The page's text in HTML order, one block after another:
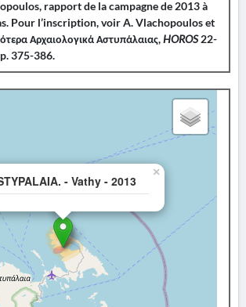
rapport de la campagne de 2013 à
Pour l’inscription, voir A. Vlachopoulos et
Αρχαιολογικά Αστυπάλαιας,HOROS22-
375-386.
- Vathy - 2013
×